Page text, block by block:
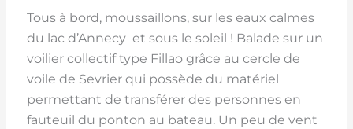
Tous à bord, moussaillons, sur les eaux calmes
du lac d’Annecy et sous le soleil ! Balade sur un
voilier collectif type Fillao grâce au cercle de
voile de Sevrier qui possède du matériel
permettant de transférer des personnes en
fauteuil du ponton au bateau. Un peu de vent